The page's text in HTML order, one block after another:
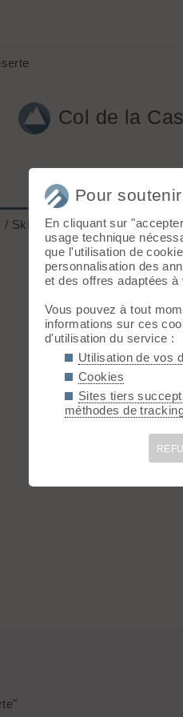
Col de la
/ Ski 3.3)
Pour
En cliquant sur
usage technique
que l'utilisation de
personnalisation des
et des offres adaptées
Vous pouvez à tout
informations sur ces
d'utilisation du service :
Utilisation de vos
Cookies
Sites tiers
méthodes de